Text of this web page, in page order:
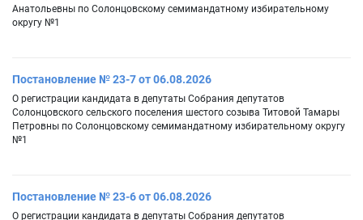
Анатольевны по Солонцовскому семимандатному избирательному
округу №1
Постановление № 23-7 от 06.08.2026
О регистрации кандидата в депутаты Собрания депутатов
Солонцовского сельского поселения шестого созыва Титовой Тамары
Петровны по Солонцовскому семимандатному избирательному округу
№1
Постановление № 23-6 от 06.08.2026
О регистрации кандидата в депутаты Собрания депутатов